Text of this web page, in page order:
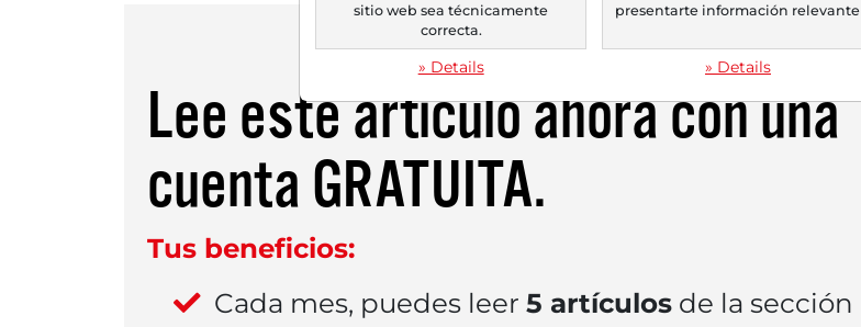
Lee este artículo ahora con una
cuenta GRATUITA.
Tus beneficios:
Cada mes, puedes leer 5 artículosde la sección
sitio web sea técnicamente
correcta.
» Details
presentarte información relevante
» Details